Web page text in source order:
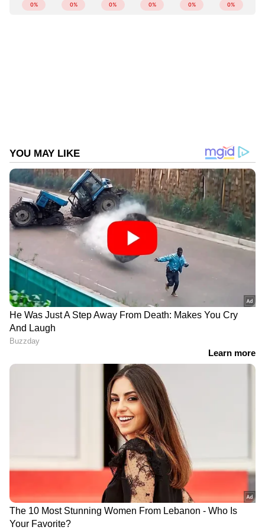
ബി.എസ്.സി നഴ്സിങ്
ബി.എസ്.സി സൈബർ സെക്യൂരിറ്റി
ബി.എസ്.സി കംപ്യൂട്ടിങ് വിത്
വെബ്ഡെവലപ്മെന്റ്
ഏവിയേഷൻ മാനേജ്മെന്റ്
ബി.എസ്.സി ഹെൽത് ആൻഡ് സോഷ്യൽ
DOWNLOAD APP